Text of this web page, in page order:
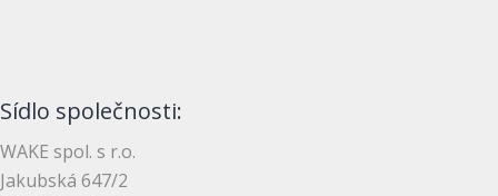
Sídlo společnosti:
WAKE spol. s r.o.
Jakubská 647/2